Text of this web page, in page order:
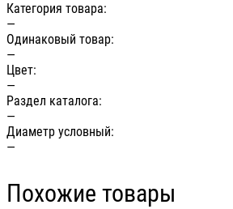
Категория товара:
—
Одинаковый товар:
—
Цвет:
—
Раздел каталога:
—
Диаметр условный:
—
Похожие товары